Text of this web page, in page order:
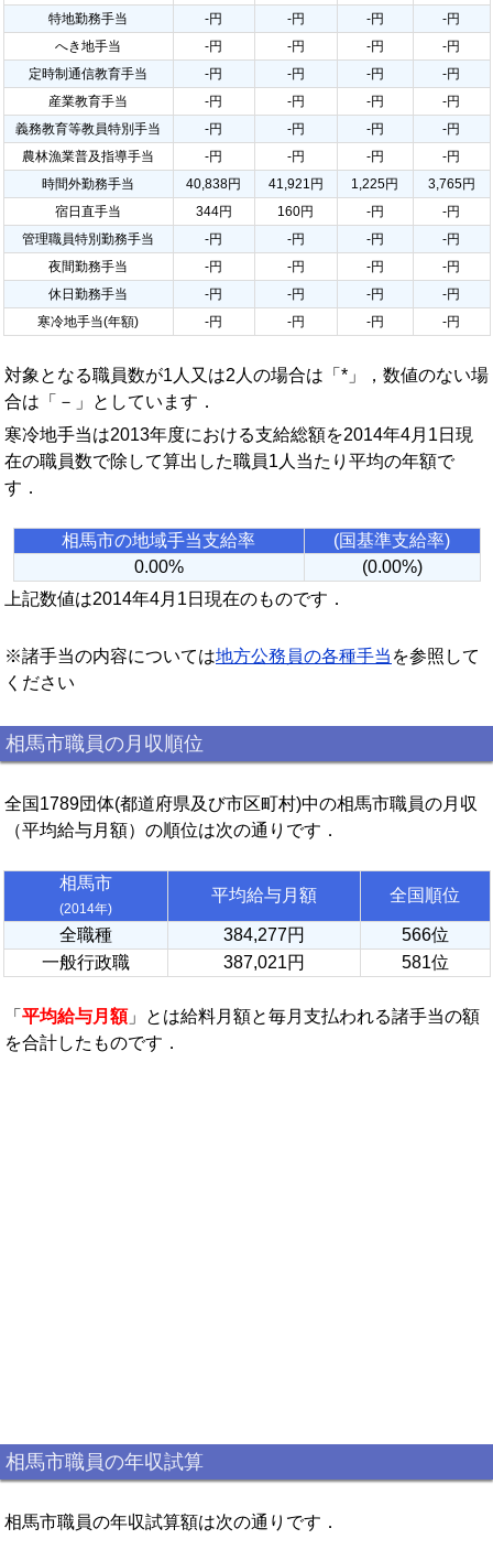
特地勤務手当
-円 -円 -円
-円
へき地手当
-円 -円 -円
-円
定時制通信教育手当
-円 -円 -円
-円
産業教育手当
-円 -円 -円
-円
義務教育等教員特別手当
-円 -円 -円
-円
農林漁業普及指導手当
-円 -円 -円
-円
時間外勤務手当
40,838円 41,921円 1,225円
3,765円
宿日直手当
344円 160円 -円
-円
管理職員特別勤務手当
-円 -円 -円
-円
夜間勤務手当
-円 -円 -円
-円
休日勤務手当
-円 -円 -円
-円
寒冷地手当(年額)
-円 -円 -円 -円
対象となる職員数が1人又は2人の場合は「*」，数値のない場
合は「－」としています．
寒冷地手当は2013年度における支給総額を2014年4月1日現
在の職員数で除して算出した職員1人当たり平均の年額で
す．
相馬市の地域手当支給率
(国基準支給率)
0.00%
(0.00%)
上記数値は2014年4月1日現在のものです．
※諸手当の内容については地方公務員の各種手当 を参照して
ください
相馬市職員の月収順位
全国1789団体(都道府県及び市区町村)中の相馬市職員の月収
（平均給与月額）の順位は次の通りです．
相馬市
(2014年)
平均給与月額 全国順位
全職種 384,277円
566位
一般行政職
387,021円 581位
「 平均給与月額」とは給料月額と毎月支払われる諸手当の額
を合計したものです．
相馬市職員の年収試算
相馬市職員の年収試算額は次の通りです．